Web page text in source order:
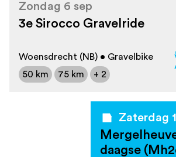
Zondag 6 sep
3e Sirocco Gravelride
Woensdrecht (NB) • Gravelbike
50 km
75 km + 2
Zaterdag
daagse